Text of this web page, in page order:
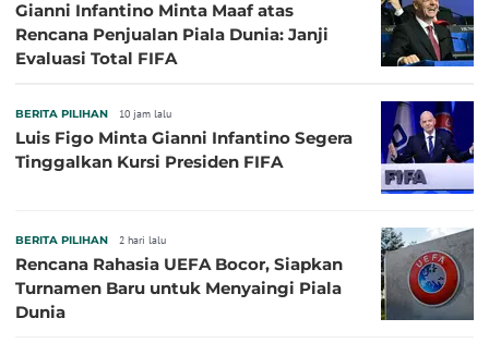
Gianni Infantino Minta Maaf atas
Rencana Penjualan Piala Dunia: Janji
Evaluasi Total FIFA
BERITA PILIHAN 10 jam lalu
Luis Figo Minta Gianni Infantino Segera
Tinggalkan Kursi Presiden FIFA
BERITA PILIHAN 2 hari lalu
Rencana Rahasia UEFA Bocor, Siapkan
Turnamen Baru untuk Menyaingi Piala
Dunia